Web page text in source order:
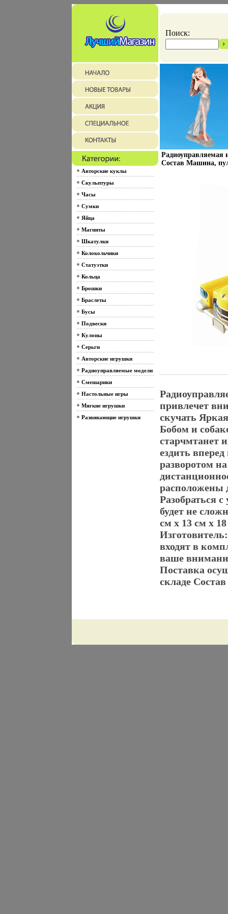
Поиск:
Авторские куклы
Скульптуры
Часы
Сумки
Яйца
Магниты
Шкатулки
Колокольчики
Статуэтки
Кольца
Брошки
Браслеты
Бусы
Подвески
Кулоны
Серьги
Авторские игрушки
Радиоуправляемые модели
Смешарики
Настольные игры
Мягкие игрушки
Развивающие игрушки
Радиоуправляемая
Состав Машина,
привлечет
скучать
Бобом и
старчмтанет
ездить
разворотом
расположены
Разобраться
будет не
см х 13 см х
входят в
ваше
Поставка
складе